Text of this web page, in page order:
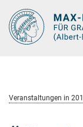
Hauptinhalt
Veranstaltungen in